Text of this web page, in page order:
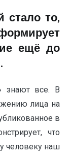
то,
ещё до
знают все. В
лица на
в
что
человеку наш